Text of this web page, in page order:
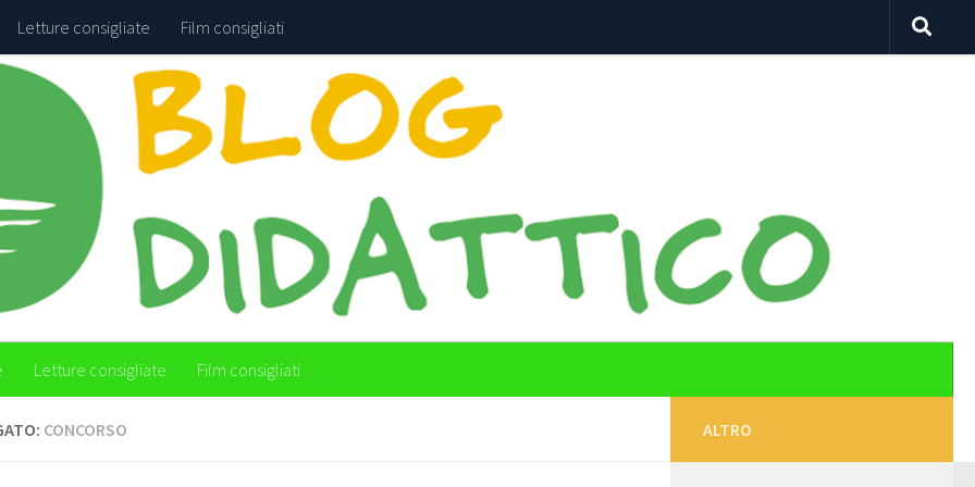
Letture consigliate Film consigliati
Letture consigliate Film consigliati
CONCORSO ALTRO